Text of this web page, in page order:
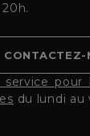
CONTACTEZ-
service pour
du lundi au